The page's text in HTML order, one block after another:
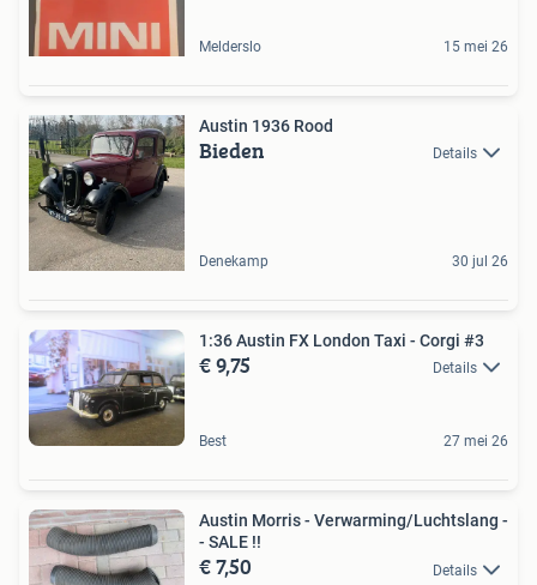
Melderslo 15 mei 26
Austin 1936 Rood
Bieden Details
Denekamp 30 jul 26
1:36 Austin FX London Taxi - Corgi #3
€ 9,75 Details
Best 27 mei 26
Austin Morris - Verwarming/Luchtslang -
- SALE !!
€ 7,50 Details